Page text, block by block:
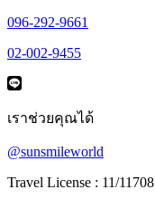
096-292-9661
02-002-9455
เราช่วยคุณได้
@sunsmileworld
Travel License : 11/11708